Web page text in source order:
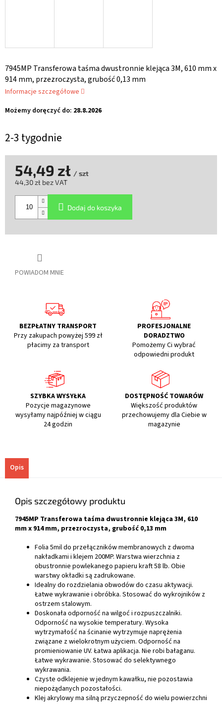
2-3 tygodnie
Możemy doręczyć do: 28.8.2026
7945MP Transferowa taśma dwustronnie klejąca 3M, 610 mm x
914 mm, przezroczysta, grubość 0,13 mm
Informacje szczegółowe
POWIADOM MNIE
54,49 zł / szt
44,30 zł bez VAT
jednostkowa:
Dodaj do koszyka
BEZPŁATNY TRANSPORT
Przy zakupach powyżej 599 zł
płacimy za transport
PROFESJONALNE
DORADZTWO
Pomożemy Ci wybrać
odpowiedni produkt
SZYBKA WYSYŁKA
Pozycje magazynowe
wysyłamy najpóźniej w ciągu
24 godzin
DOSTĘPNOŚĆ TOWARÓW
Większość produktów
przechowujemy dla Ciebie w
magazynie
Opis
Opis szczegółowy produktu
7945MP Transferowa taśma dwustronnie klejąca 3M, 610
mm x 914 mm, przezroczysta, grubość 0,13 mm
Folia 5mil do przełączników membranowych z dwoma
nakładkami i klejem 200MP. Warstwa wierzchnia z
obustronnie powlekanego papieru kraft 58 lb. Obie
warstwy okładki są zadrukowane.
Idealny do rozdzielania obwodów do czasu aktywacji.
Łatwe wykrawanie i obróbka. Stosować do wykrojników z
ostrzem stalowym.
Doskonała odporność na wilgoć i rozpuszczalniki.
Odporność na wysokie temperatury. Wysoka
wytrzymałość na ścinanie wytrzymuje naprężenia
związane z wielokrotnym użyciem. Odporność na
promieniowanie UV. Łatwa aplikacja. Nie robi bałaganu.
Łatwe wykrawanie. Stosować do selektywnego
wykrawania.
Czyste odklejenie w jednym kawałku, nie pozostawia
niepożądanych pozostałości.
Klej akrylowy ma silną przyczepność do wielu powierzchni